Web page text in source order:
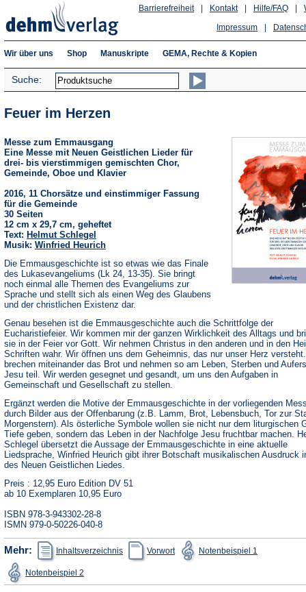
Hilfe/FAQ
Kontakt
Barrierefreiheit
Impressum
Wir über uns Shop Manuskripte GEMA, Rechte & Kopien
Suche:
Feuer im Herzen
Messe zum Emmausgang
Eine Messe mit Neuen Geistlichen Lieder für
drei- bis vierstimmigen gemischten Chor,
Gemeinde, Oboe und Klavier
2016, 11 Chorsätze und einstimmiger Fassung
für die Gemeinde
30 Seiten
12 cm x 29,7 cm, geheftet
Text: Helmut Schlegel
Musik: Winfried Heurich
Die Emmausgeschichte ist so etwas wie das Finale
des Lukasevangeliums (Lk 24, 13-35). Sie bringt
noch einmal alle Themen des Evangeliums zur
Sprache und stellt sich als einen Weg des Glaubens
und der christlichen Existenz dar.
Genau besehen ist die Emmausgeschichte auch die Schrittfolge der
Eucharistiefeier. Wir kommen mir der ganzen Wirklichkeit des Alltags und
sie in der Feier vor Gott. Wir nehmen Christus in den anderen und in den
Schriften wahr. Wir öffnen uns dem Geheimnis, das nur unser Herz
brechen miteinander das Brot und nehmen so am Leben, Sterben und
Jesu teil. Wir werden gesegnet und gesandt, um uns den Aufgaben in
Gemeinschaft und Gesellschaft zu stellen.
Ergänzt werden die Motive der Emmausgeschichte in der vorliegenden
durch Bilder aus der Offenbarung (z.B. Lamm, Brot, Lebensbuch, Tor zur
Morgenstern). Als österliche Symbole wollen sie nicht nur dem liturgischen
Tiefe geben, sondern das Leben in der Nachfolge Jesu fruchtbar machen.
Schlegel übersetzt die Aussage der Emmausgeschichte in eine aktuelle
Liedsprache, Winfried Heurich gibt ihrer Botschaft musikalischen Ausdruck
des Neuen Geistlichen Liedes.
Preis : 12,95 Euro Edition DV 51
ab 10 Exemplaren 10,95 Euro
ISBN 978-3-943302-28-8
ISMN 979-0-50226-040-8
Mehr: Inhaltsverzeichnis
(Öffnet
in
einem
Tab)
Vorwort
(Öffnet
in
einem
Tab)
Notenbeispiel 1in
Tab)
Notenbeispiel 2in
einem